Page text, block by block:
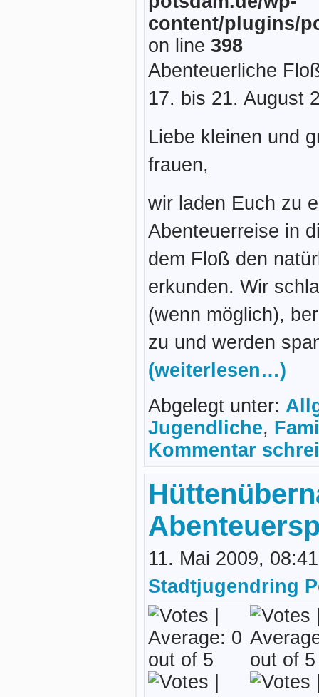
content/plugins/
on line 398
Abenteuerliche
17. bis 21. August
Liebe kleinen und
frauen,
wir laden Euch zu
Abenteuerreise in
dem Floß den
erkunden. Wir
(wenn möglich),
zu und werden
(weiterlesen…)
Abgelegt unter:
Jugendliche,
Kommentar
11. Mai 2009,
Stadtjugendring